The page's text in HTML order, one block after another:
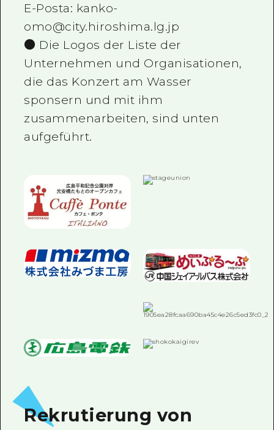
E-Posta: kanko-
omo@city.hiroshima.lg.jp
● Die Logos der Liste der
Unternehmen und Organisationen,
die das Konzert am Wasser
sponsern und mit ihm
zusammenarbeiten, sind unten
aufgeführt.
Rekrutierung von